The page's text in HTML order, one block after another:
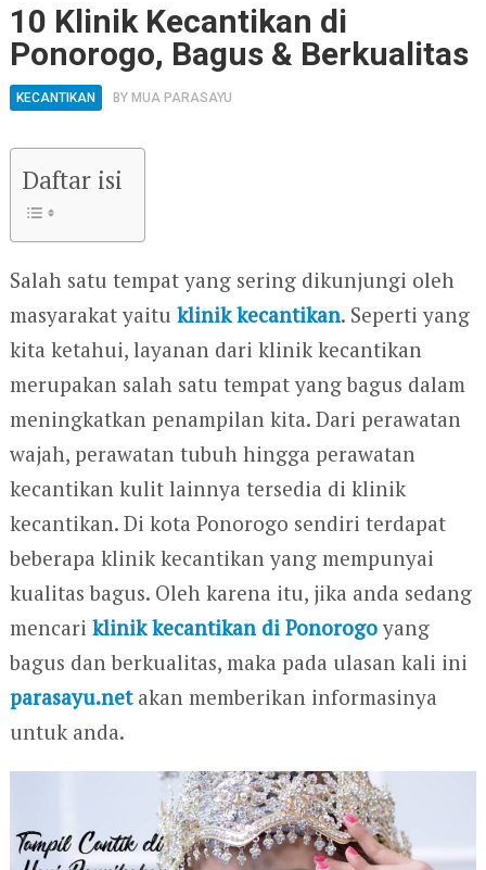
10 Klinik Kecantikan di
Ponorogo, Bagus & Berkualitas
KECANTIKAN BY MUA PARASAYU
Daftar isi
Salah satu tempat yang sering dikunjungi oleh
masyarakat yaitu klinik kecantikan. Seperti yang
kita ketahui, layanan dari klinik kecantikan
merupakan salah satu tempat yang bagus dalam
meningkatkan penampilan kita. Dari perawatan
wajah, perawatan tubuh hingga perawatan
kecantikan kulit lainnya tersedia di klinik
kecantikan. Di kota Ponorogo sendiri terdapat
beberapa klinik kecantikan yang mempunyai
kualitas bagus. Oleh karena itu, jika anda sedang
mencari klinik kecantikan di Ponorogoyang
bagus dan berkualitas, maka pada ulasan kali ini
parasayu.netakan memberikan informasinya
untuk anda.